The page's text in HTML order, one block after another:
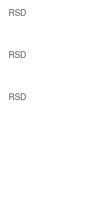
RSD
RSD
RSD